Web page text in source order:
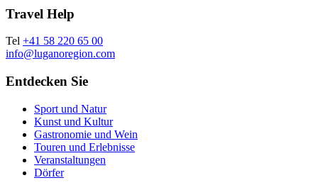
Travel Help
Tel +41 58 220 65 00
info@luganoregion.com
Entdecken Sie
Sport und Natur
Kunst und Kultur
Gastronomie und Wein
Touren und Erlebnisse
Veranstaltungen
Dörfer